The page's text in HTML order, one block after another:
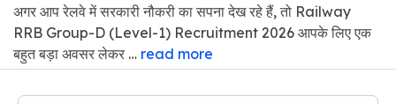
अगर आप रेलवे में सरकारी नौकरी का सपना देख रहे हैं, तो Railway
RRB Group-D (Level-1) Recruitment 2026 आपके लिए एक
बहुत बड़ा अवसर लेकर … read more